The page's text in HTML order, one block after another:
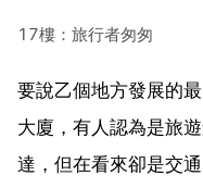
17樓：旅行者匆匆
要說乙個地方發展的
大廈，有人認為是旅
達，但在看來卻是交